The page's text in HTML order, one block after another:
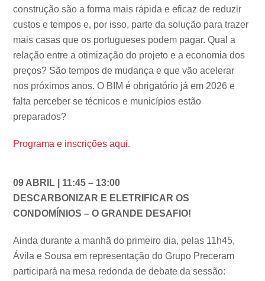
construção são a forma mais rápida e eficaz de reduzir
custos e tempos e, por isso, parte da solução para trazer
mais casas que os portugueses podem pagar. Qual a
relação entre a otimização do projeto e a economia dos
preços? São tempos de mudança e que vão acelerar
nos próximos anos. O BIM é obrigatório já em 2026 e
falta perceber se técnicos e municípios estão
preparados?
Programa e inscrições aqui.
09 ABRIL | 11:45 – 13:00
DESCARBONIZAR E ELETRIFICAR OS
CONDOMÍNIOS – O GRANDE DESAFIO!
Ainda durante a manhã do primeiro dia, pelas 11h45,
Ávila e Sousa em representação do Grupo Preceram
participará na mesa redonda de debate da sessão: